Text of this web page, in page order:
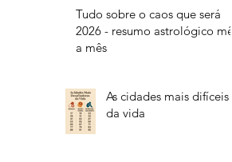
Tudo sobre o caos que será
2026 - resumo astrológico mês
a mês
As cidades mais difíceis
da vida